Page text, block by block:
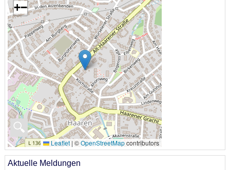
🔍
+−
Leaflet | ©OpenStreetMapcontributors
Aktuelle Meldungen